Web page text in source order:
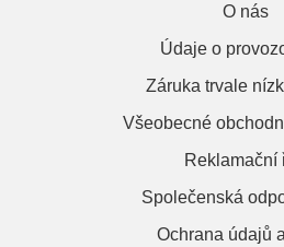
O nás
Údaje o
Záruka trvale
Všeobecné
Reklamační
Společenská
Ochrana údajů